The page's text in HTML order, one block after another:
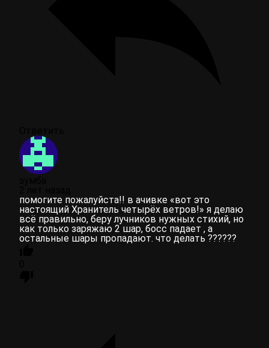
помогите пожалуйста!! в ачивке «вот это
настоящий Хранитель четырёх ветров!» я делаю
всё правильно, беру лучников нужных стихий, но
как только заряжаю 2 шар, босс падает , а
остальные шары пропадают. что делать ??????